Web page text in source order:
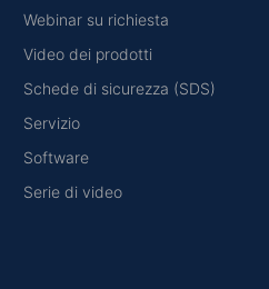
Webinar su richiesta
Video dei prodotti
Schede di sicurezza (SDS)
Servizio
Software
Serie di video